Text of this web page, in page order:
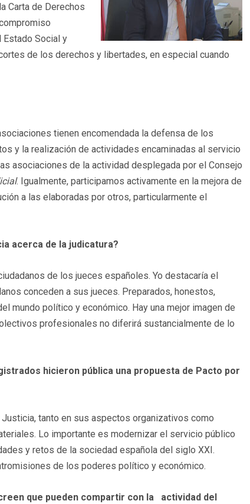
Carta de Derechos
Social y
de los derechos y libertades, en especial cuando
tienen encomendada la defensa de los
y la realización de actividades encaminadas al servicio
asociaciones de la actividad desplegada por el Consejo
. Igualmente, participamos activamente en la mejora de
a las elaboradas por otros, particularmente el
acerca de la judicatura?
de los jueces españoles. Yo destacaría el
conceden a sus jueces. Preparados, honestos,
mundo político y económico. Hay una mejor imagen de
profesionales no diferirá sustancialmente de lo
hicieron pública una propuesta de Pacto por
tanto en sus aspectos organizativos como
Lo importante es modernizar el servicio público
y retos de la sociedad española del siglo XXI.
de los poderes político y económico.
que pueden compartir con la actividad del